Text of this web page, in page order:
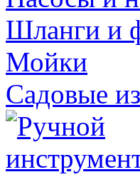
Шланги и
Мойки
Садовые